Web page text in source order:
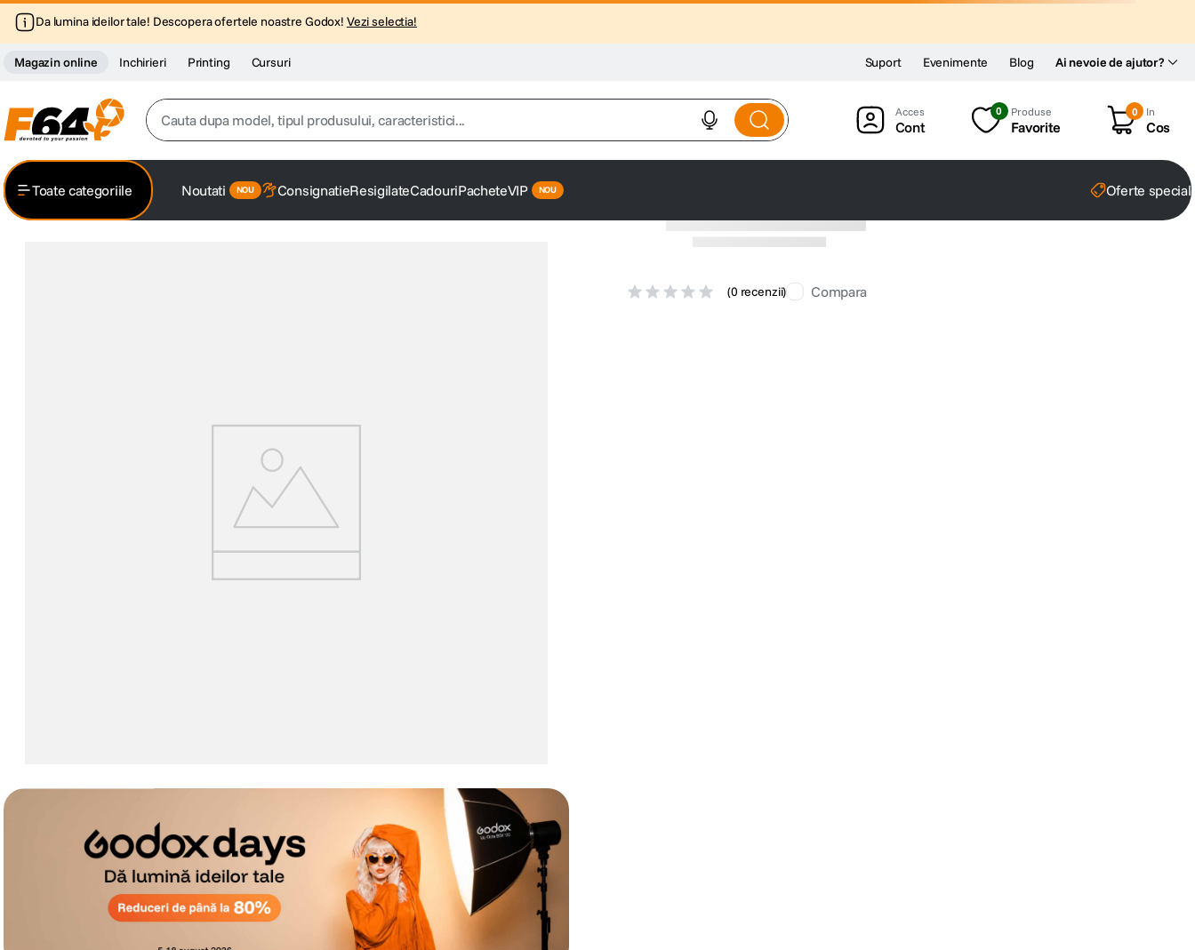
Da lumina ideilor tale! Descopera ofertele noastre Godox! Vezi selectia!
Magazin online Inchirieri Printing Cursuri Ai nevoie de ajutor?
Suport Evenimente Blog
Cauta dupa model, tipul produsului, caracteristici...
lavaliera
card memorie
dji mic mini
Cont
0 Produse
Favorite
0 In
Cos
Toate categoriile Noutati ConsignatieResigilateCadouriPacheteVIP Oferte
(0 recenzii) Compara